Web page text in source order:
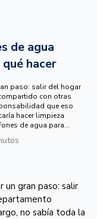
de agua
hacer
paso: salir del hogar
con otras
que eso
hacer limpieza
de agua para...
un gran paso: salir
no sabía toda la